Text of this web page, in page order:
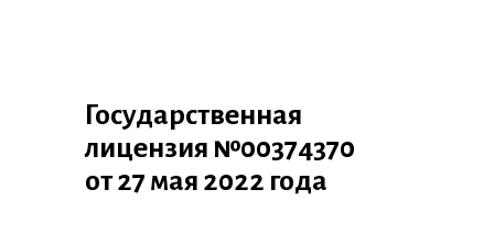
Государственная
лицензия №00374370
от 27 мая 2022 года